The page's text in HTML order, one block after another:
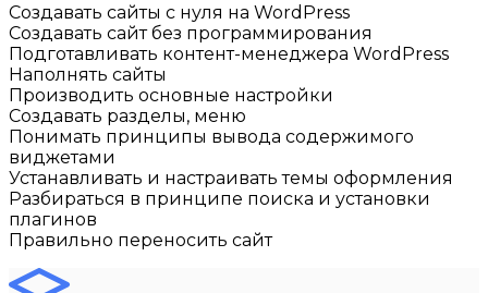
Создавать сайты с нуля на WordPress
Создавать сайт без программирования
Подготавливать контент-менеджера WordPress
Наполнять сайты
Производить основные настройки
Создавать разделы, меню
Понимать принципы вывода содержимого
виджетами
Устанавливать и настраивать темы оформления
Разбираться в принципе поиска и установки
плагинов
Правильно переносить сайт